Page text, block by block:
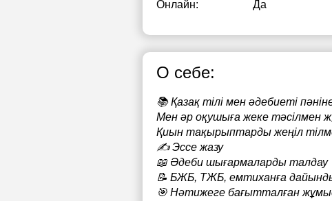
Онлайн: Да
О себе:
📚 Қазақ тілі мен әдебиеті
Мен әр оқушыға жеке тәсілмен
Қиын тақырыптарды жеңіл
✍️ Эссе жазу
📖 Әдеби шығармаларды талдау
📝 БЖБ, ТЖБ, емтиханға
🎯 Нәтижеге бағытталған